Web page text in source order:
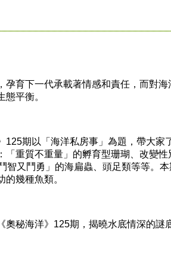
育下一代承載著情感和責任，而對海
態平衡。
期以「海洋私房事」為題，帶大家
「重質不重量」的孵育型珊瑚、改變
智又鬥勇」的海扁蟲、頭足類等等。
的幾種魚類。
秘海洋》125期，揭曉水底情深的謎